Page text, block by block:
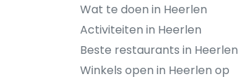
Wat te doen in Heerlen
Activiteiten in Heerlen
Beste restaurants in Heerlen
Winkels open in Heerlen op